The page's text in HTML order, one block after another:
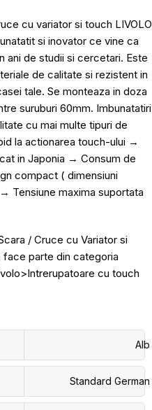
cu variator si touch LIVOLO
si inovator ce vine ca
ani de studii si cercetari. Este
de calitate si rezistent in
tale. Se monteaza in doza
suruburi 60mm. Imbunatatiri
cu mai multe tipuri de
la actionarea touch-ului →
in Japonia → Consum de
compact ( dimensiuni
Tensiune maxima suportata
/ Cruce cu Variator si
face parte din categoria
cu touch
Alb
Standard German